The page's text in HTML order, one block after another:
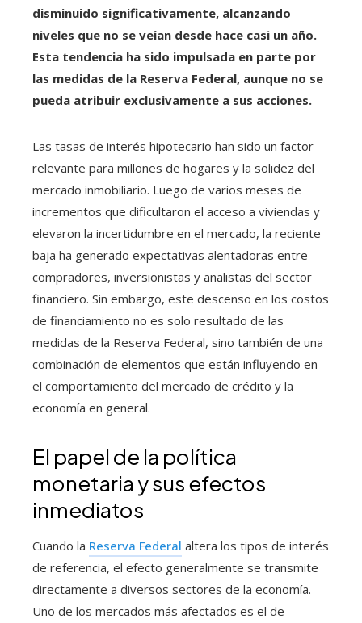
disminuido significativamente, alcanzando
niveles que no se veían desde hace casi un año.
Esta tendencia ha sido impulsada en parte por
las medidas de la Reserva Federal, aunque no se
pueda atribuir exclusivamente a sus acciones.
Las tasas de interés hipotecario han sido un factor
relevante para millones de hogares y la solidez del
mercado inmobiliario. Luego de varios meses de
incrementos que dificultaron el acceso a viviendas y
elevaron la incertidumbre en el mercado, la reciente
baja ha generado expectativas alentadoras entre
compradores, inversionistas y analistas del sector
financiero. Sin embargo, este descenso en los costos
de financiamiento no es solo resultado de las
medidas de la Reserva Federal, sino también de una
combinación de elementos que están influyendo en
el comportamiento del mercado de crédito y la
economía en general.
El papel de la política
monetaria y sus efectos
inmediatos
Cuando la Reserva Federal altera los tipos de interés
de referencia, el efecto generalmente se transmite
directamente a diversos sectores de la economía.
Uno de los mercados más afectados es el de